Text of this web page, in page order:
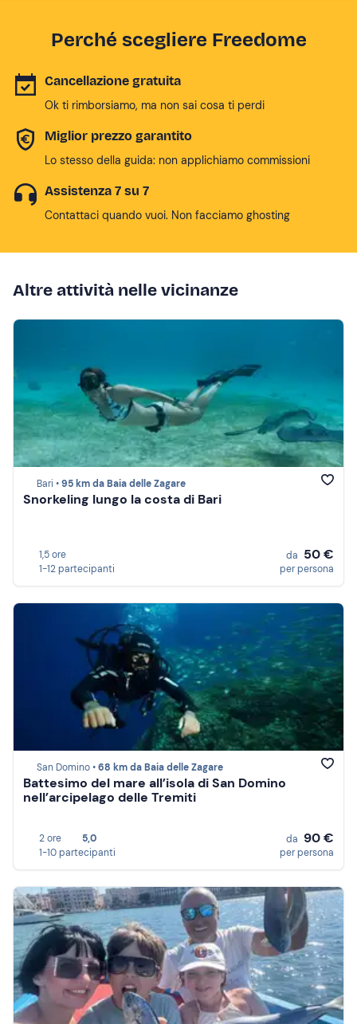
Perché scegliere Freedome
Cancellazione gratuita
Ok ti rimborsiamo, ma non sai cosa ti perdi
Miglior prezzo garantito
Lo stesso della guida: non applichiamo commissioni
Assistenza 7 su 7
Contattaci quando vuoi. Non facciamo ghosting
Altre attività nelle vicinanze
Bari •95 km da Baia delle Zagare
Snorkeling lungo la costa di Bari
1,5 ore
1-12 partecipanti
da 50 €
per persona
San Domino •68 km da Baia delle Zagare
Battesimo del mare all’isola di San Domino
nell’arcipelago delle Tremiti
2 ore
5,0
1-10 partecipanti
da 90 €
per persona